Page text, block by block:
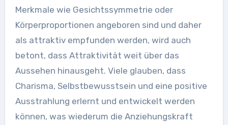
Merkmale wie Gesichtssymmetrie oder
Körperproportionen angeboren sind und daher
als attraktiv empfunden werden, wird auch
betont, dass Attraktivität weit über das
Aussehen hinausgeht. Viele glauben, dass
Charisma, Selbstbewusstsein und eine positive
Ausstrahlung erlernt und entwickelt werden
können, was wiederum die Anziehungskraft